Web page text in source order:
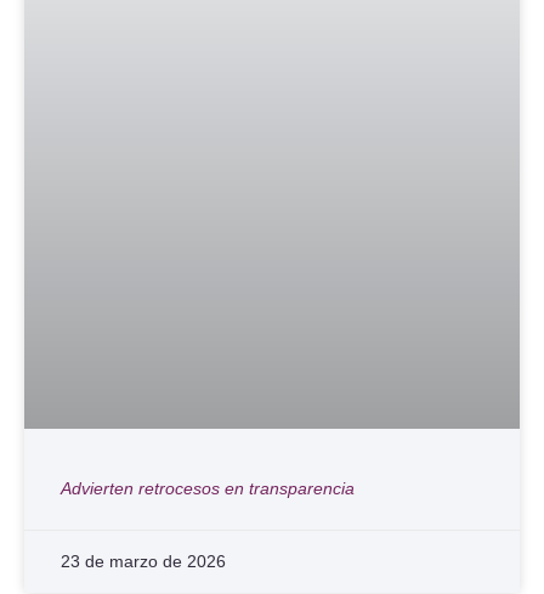
Advierten retrocesos en transparencia
23 de marzo de 2026